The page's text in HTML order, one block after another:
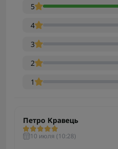
5
4
3
2
1
Петро Кравець
10 июля (10:28)